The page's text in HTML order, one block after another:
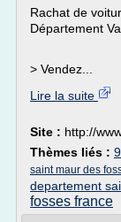
Rachat de
Département
> Vendez...
Lire la suite
Site : http://
Thèmes liés :
saint maur des
departement
fosses france